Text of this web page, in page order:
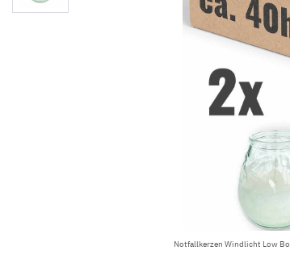
Notfallkerzen Windlicht Low